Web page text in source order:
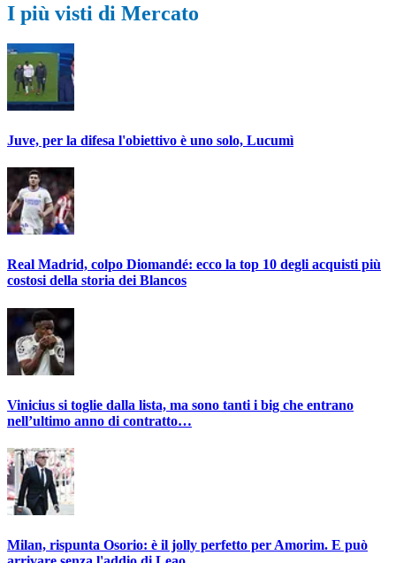
I più visti di Mercato
Juve, per la difesa l'obiettivo è uno solo, Lucumì
Real Madrid, colpo Diomandé: ecco la top 10 degli acquisti più
costosi della storia dei Blancos
Vinicius si toglie dalla lista, ma sono tanti i big che entrano
nell’ultimo anno di contratto…
Milan, rispunta Osorio: è il jolly perfetto per Amorim. E può